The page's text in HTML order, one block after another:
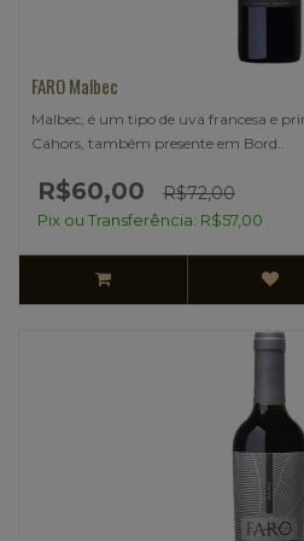
FARO Malbec
Malbec, é um tipo de uva francesa e
Cahors, também presente em Bord..
R$60,00 R$72,00
Pix ou Transferência: R$57,00